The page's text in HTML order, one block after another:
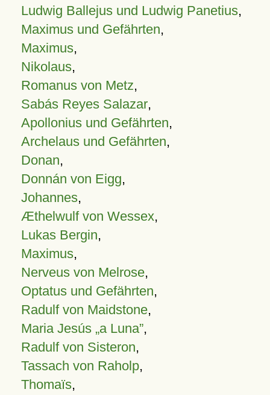
Ludwig Ballejus und Ludwig Panetius,
Maximus und Gefährten,
Maximus,
Nikolaus,
Romanus von Metz,
Sabás Reyes Salazar,
Apollonius und Gefährten,
Archelaus und Gefährten,
Donan,
Donnán von Eigg,
Johannes,
Æthelwulf von Wessex,
Lukas Bergin,
Maximus,
Nerveus von Melrose,
Optatus und Gefährten,
Radulf von Maidstone,
Maria Jesús „a Luna”,
Radulf von Sisteron,
Tassach von Raholp,
Thomaïs,